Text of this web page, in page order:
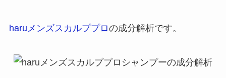
haruメンズスカルププロの成分解析です。